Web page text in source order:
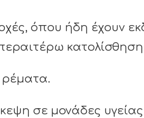
όπου ήδη έχουν
σε μονάδες υγείας